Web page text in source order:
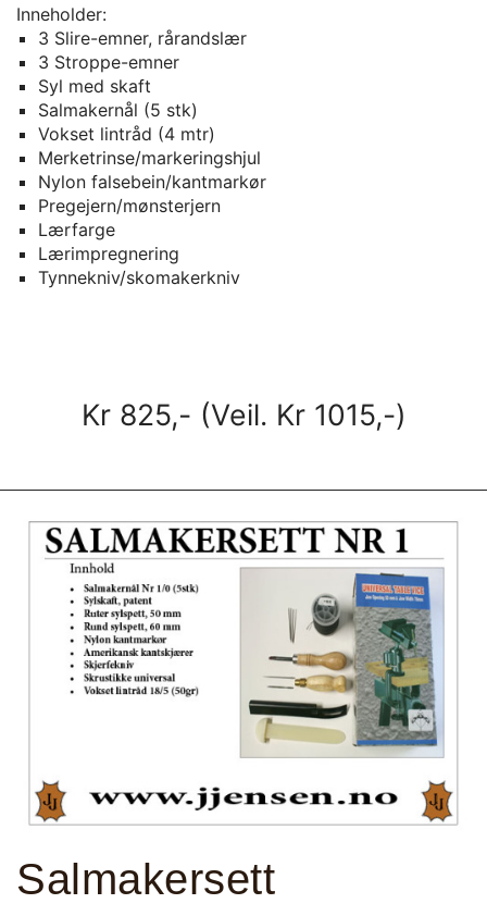
Inneholder:
3 Slire-emner, rårandslær
3 Stroppe-emner
Syl med skaft
Salmakernål (5 stk)
Vokset lintråd (4 mtr)
Merketrinse/markeringshjul
Nylon falsebein/kantmarkør
Pregejern/mønsterjern
Lærfarge
Lærimpregnering
Tynnekniv/skomakerkniv
Kr 825,- (Veil. Kr 1015,-)
Salmakersett